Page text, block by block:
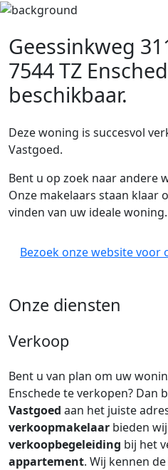
Geessinkweg
7544 TZ
beschikbaar.
Deze woning is succesvol
Vastgoed.
Bent u op zoek naar andere
Onze makelaars staan klaar
vinden van uw ideale woning.
Bezoek onze website voor
Onze diensten
Verkoop
Bent u van plan om uw
Enschede te verkopen? Dan
Vastgoed aan het juiste
verkoopmakelaar bieden
verkoopbegeleiding bij het
appartement. Wij kennen